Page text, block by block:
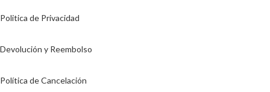
Politica de Privacidad
Devolución y Reembolso
Política de Cancelación